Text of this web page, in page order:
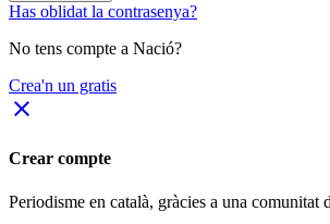
Has oblidat la contrasenya?
No tens compte a Nació?
Crea'n un gratis
close
Crear compte
Periodisme en català, gràcies a una comunitat